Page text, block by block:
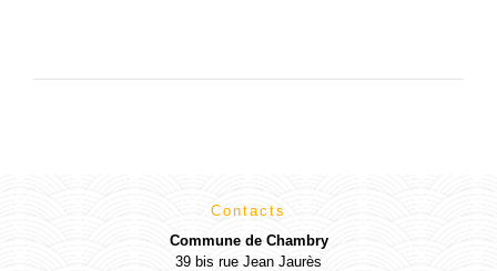
Contacts
Commune de Chambry
39 bis rue Jean Jaurès